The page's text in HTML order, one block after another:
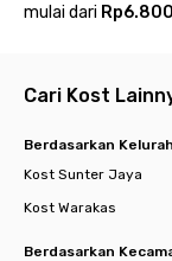
mulai dari
Cari Kost
Berdasarkan
Kost Sunter Jaya
Kost Warakas
Berdasarkan